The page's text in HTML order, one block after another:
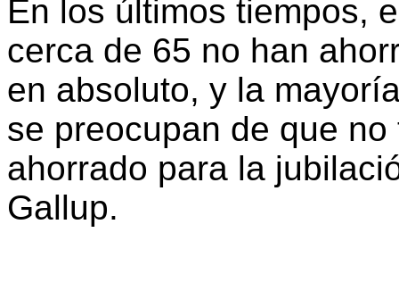
En los últimos tiempos,
cerca de 65 no han
en absoluto, y la
se preocupan de que
ahorrado para la
Gallup.